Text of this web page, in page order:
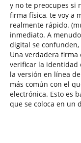
y no te preocupes si
firma física, te voy a
realmente rápido.
inmediato. A
digital se
Una verdadera
verificar la identidad
la versión en línea
más común con el
electrónica. Esto es
que se coloca en un